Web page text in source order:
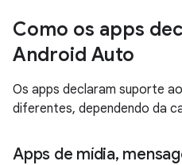
Como os apps
Android Auto
Os apps declaram suporte
diferentes, dependendo da
Apps de mídia,